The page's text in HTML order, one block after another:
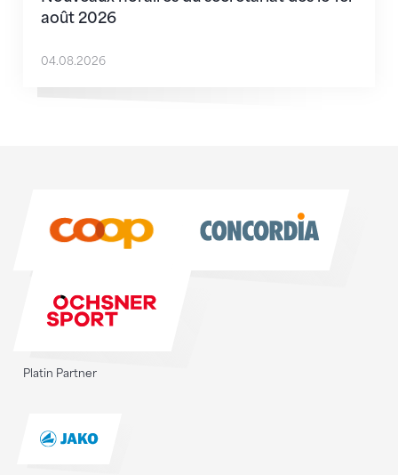
août 2026
04.08.2026
Platin Partner